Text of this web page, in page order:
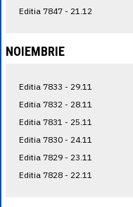
Editia 7847 - 21.12
NOIEMBRIE
Editia 7833 - 29.11
Editia 7832 - 28.11
Editia 7831 - 25.11
Editia 7830 - 24.11
Editia 7829 - 23.11
Editia 7828 - 22.11